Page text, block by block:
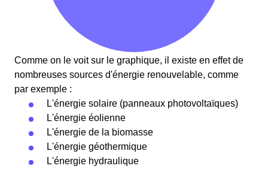
Comme on le voit sur le graphique, il existe en effet de
nombreuses sources d'énergie renouvelable, comme
par exemple :
L'énergie solaire (panneaux photovoltaïques)
L'énergie éolienne
L'énergie de la biomasse
L'énergie géothermique
L'énergie hydraulique